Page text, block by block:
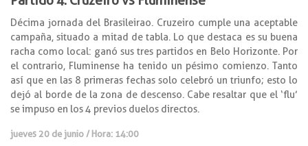
Décima jornada del Brasileirao. Cruzeiro cumple una aceptable
campaña, situado a mitad de tabla. Lo que destaca es su buena
racha como local: ganó sus tres partidos en Belo Horizonte. Por
el contrario, Fluminense ha tenido un pésimo comienzo. Tanto
así que en las 8 primeras fechas solo celebró un triunfo; esto lo
dejó al borde de la zona de descenso. Cabe resaltar que el ‘flu’
se impuso en los 4 previos duelos directos.
jueves 20 de junio / Hora: 14:00